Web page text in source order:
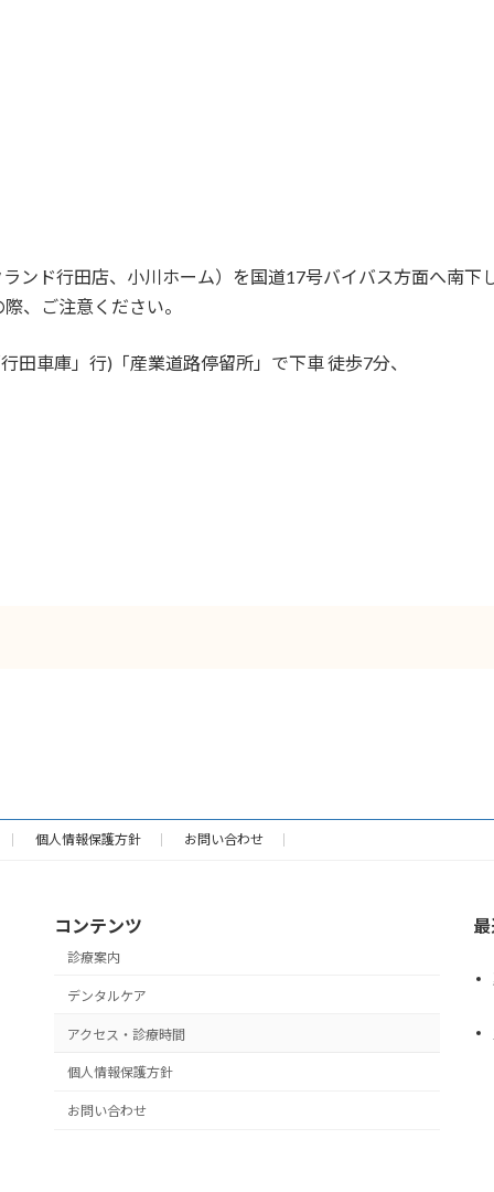
ンド行田店、小川ホーム）を国道17号バイバス方面へ南下
、ご注意ください。
田車庫」行)「産業道路停留所」で下車 徒歩7分、
個人情報保護方針 お問い合わせ
コンテンツ
診療案内
デンタルケア
アクセス・診療時間
個人情報保護方針
お問い合わせ